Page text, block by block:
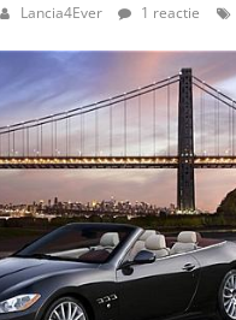
Lancia4Ever 1 reactie